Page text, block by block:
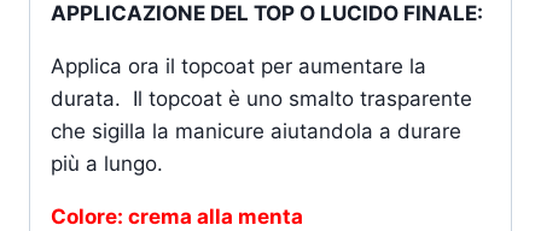
APPLICAZIONE DEL TOP O LUCIDO FINALE:
Applica ora il topcoat per aumentare la
durata. Il topcoat è uno smalto trasparente
che sigilla la manicure aiutandola a durare
più a lungo.
Colore: crema alla menta